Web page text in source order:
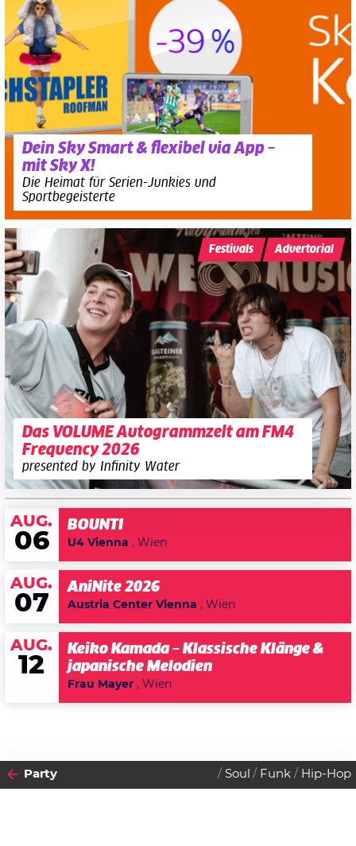
Dein Sky Smart & flexibel via App –
mit Sky X!
Die Heimat für Serien-Junkies und
Sportbegeisterte
Das VOLUME Autogrammzelt am FM4
Frequency 2026
presented by Infinity Water
Festivals Advertorial
AUG.
06
BOUNTI
U4 Vienna , Wien
AUG.
07
AniNite 2026
Austria Center Vienna , Wien
AUG.
12
Keiko Kamada – Klassische Klänge &
japanische Melodien
Frau Mayer , Wien
Party Soul Funk Hip-Hop